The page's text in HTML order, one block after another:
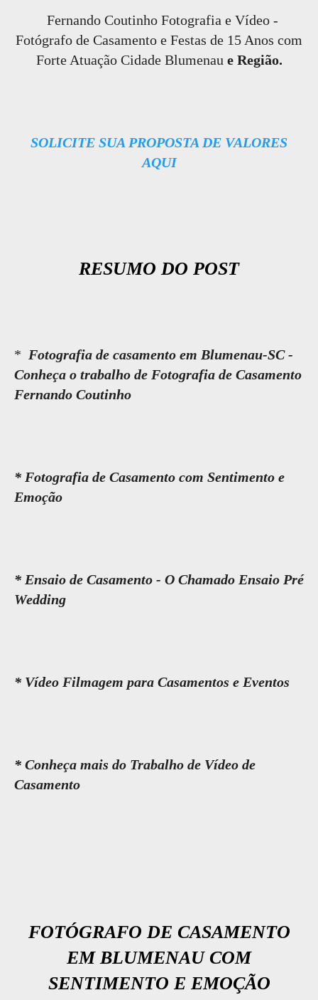
Fernando Coutinho Fotografia e Vídeo -
Fotógrafo de Casamento e Festas de 15 Anos com
Forte Atuação Cidade Blumenau e Região.
SOLICITE SUA PROPOSTA DE VALORES
AQUI
RESUMO DO POST
* Fotografia de casamento em Blumenau-SC -
Conheça o trabalho de Fotografia de Casamento
Fernando Coutinho
* Fotografia de Casamento com Sentimento e
Emoção
* Ensaio de Casamento - O Chamado Ensaio Pré
Wedding
* Vídeo Filmagem para Casamentos e Eventos
* Conheça mais do Trabalho de Vídeo de
Casamento
FOTÓGRAFO DE CASAMENTO
EM BLUMENAU COM
SENTIMENTO E EMOÇÃO